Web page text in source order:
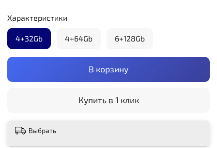
В корзину
Купить в 1 клик
Характеристики
4+32Gb 4+64Gb 6+128Gb
Выбрать